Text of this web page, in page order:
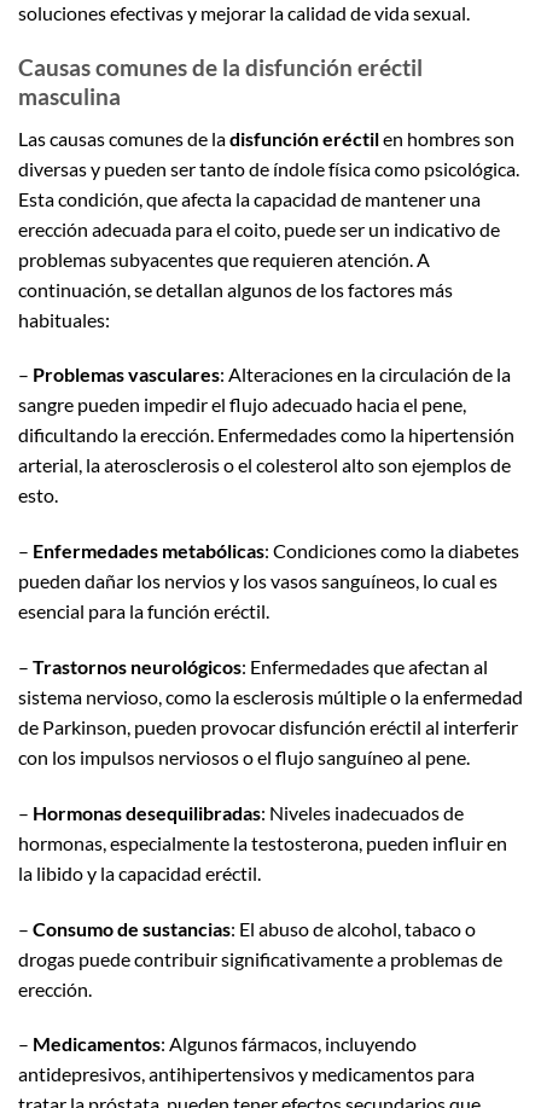
soluciones efectivas y mejorar la calidad de vida sexual.
Causas comunes de la disfunción eréctil
masculina
Las causas comunes de ladisfunción eréctilen hombres son
diversas y pueden ser tanto de índole física como psicológica.
Esta condición, que afecta la capacidad de mantener una
erección adecuada para el coito, puede ser un indicativo de
problemas subyacentes que requieren atención. A
continuación, se detallan algunos de los factores más
habituales:
– Problemas vasculares: Alteraciones en la circulación de la
sangre pueden impedir el flujo adecuado hacia el pene,
dificultando la erección. Enfermedades como la hipertensión
arterial, la aterosclerosis o el colesterol alto son ejemplos de
esto.
– Enfermedades metabólicas: Condiciones como la diabetes
pueden dañar los nervios y los vasos sanguíneos, lo cual es
esencial para la función eréctil.
– Trastornos neurológicos: Enfermedades que afectan al
sistema nervioso, como la esclerosis múltiple o la enfermedad
de Parkinson, pueden provocar disfunción eréctil al interferir
con los impulsos nerviosos o el flujo sanguíneo al pene.
– Hormonas desequilibradas: Niveles inadecuados de
hormonas, especialmente la testosterona, pueden influir en
la libido y la capacidad eréctil.
– Consumo de sustancias: El abuso de alcohol, tabaco o
drogas puede contribuir significativamente a problemas de
erección.
– Medicamentos: Algunos fármacos, incluyendo
antidepresivos, antihipertensivos y medicamentos para